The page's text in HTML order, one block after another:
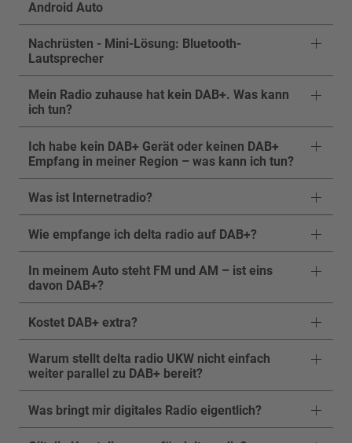
Android Auto
Nachrüsten - Mini-Lösung: Bluetooth-
Lautsprecher
Mein Radio zuhause hat kein DAB+. Was kann
ich tun?
Ich habe kein DAB+ Gerät oder keinen DAB+
Empfang in meiner Region – was kann ich tun?
Was ist Internetradio?
Wie empfange ich delta radio auf DAB+?
In meinem Auto steht FM und AM – ist eins
davon DAB+?
Kostet DAB+ extra?
Warum stellt delta radio UKW nicht einfach
weiter parallel zu DAB+ bereit?
Was bringt mir digitales Radio eigentlich?